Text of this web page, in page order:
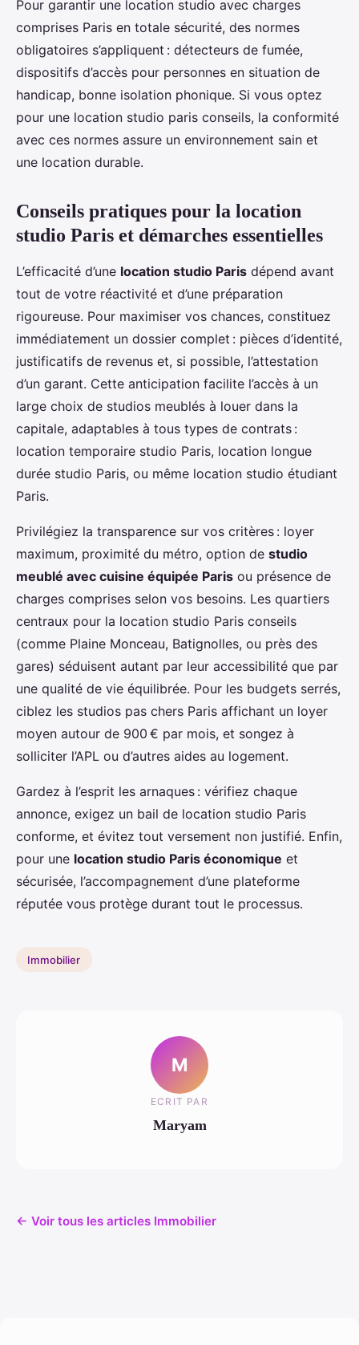
Pour garantir une location studio avec charges
comprises Paris en totale sécurité, des normes
obligatoires s’appliquent : détecteurs de fumée,
dispositifs d’accès pour personnes en situation de
handicap, bonne isolation phonique. Si vous optez
pour une location studio paris conseils, la conformité
avec ces normes assure un environnement sain et
une location durable.
Conseils pratiques pour la location
studio Paris et démarches essentielles
L’efficacité d’une location studio Paris dépend avant
tout de votre réactivité et d’une préparation
rigoureuse. Pour maximiser vos chances, constituez
immédiatement un dossier complet : pièces d’identité,
justificatifs de revenus et, si possible, l’attestation
d’un garant. Cette anticipation facilite l’accès à un
large choix de studios meublés à louer dans la
capitale, adaptables à tous types de contrats :
location temporaire studio Paris, location longue
durée studio Paris, ou même location studio étudiant
Paris.
Privilégiez la transparence sur vos critères : loyer
maximum, proximité du métro, option de studio
meublé avec cuisine équipée Paris ou présence de
charges comprises selon vos besoins. Les quartiers
centraux pour la location studio Paris conseils
(comme Plaine Monceau, Batignolles, ou près des
gares) séduisent autant par leur accessibilité que par
une qualité de vie équilibrée. Pour les budgets serrés,
ciblez les studios pas chers Paris affichant un loyer
moyen autour de 900 € par mois, et songez à
solliciter l’APL ou d’autres aides au logement.
Gardez à l’esprit les arnaques : vérifiez chaque
annonce, exigez un bail de location studio Paris
conforme, et évitez tout versement non justifié. Enfin,
pour une location studio Paris économique et
sécurisée, l’accompagnement d’une plateforme
réputée vous protège durant tout le processus.
Immobilier
M
ECRIT PAR
Maryam
← Voir tous les articles Immobilier